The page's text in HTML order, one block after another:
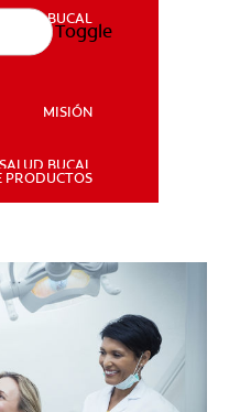
SALUD BUCAL
DE PRODUCTOS
PROMOCIONES
SALUD BUCAL
MISIÓN
BUCAL
PRODUCTOS
Toggle